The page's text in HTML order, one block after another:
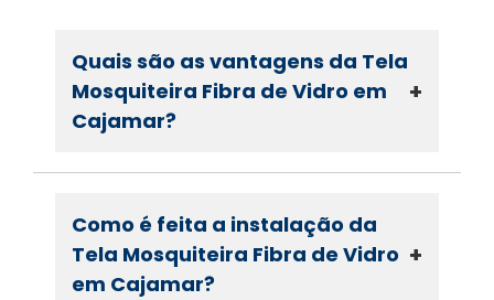
Quais são as vantagens da Tela
Mosquiteira Fibra de Vidro em
Cajamar?
+
Como é feita a instalação da
Tela Mosquiteira Fibra de Vidro
em Cajamar?
+